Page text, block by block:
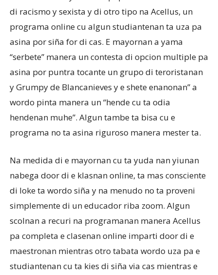
di racismo y sexista y di otro tipo na Acellus, un
programa online cu algun studiantenan ta uza pa
asina por siña for di cas. E mayornan a yama
“serbete” manera un contesta di opcion multiple pa
asina por puntra tocante un grupo di teroristanan
y Grumpy de Blancanieves y e shete enanonan” a
wordo pinta manera un “hende cu ta odia
hendenan muhe”. Algun tambe ta bisa cu e
programa no ta asina riguroso manera mester ta.
Na medida di e mayornan cu ta yuda nan yiunan
nabega door di e klasnan online, ta mas consciente
di loke ta wordo siña y na menudo no ta proveni
simplemente di un educador riba zoom. Algun
scolnan a recuri na programanan manera Acellus
pa completa e clasenan online imparti door di e
maestronan mientras otro tabata wordo uza pa e
studiantenan cu ta kies di siña via cas mientras e